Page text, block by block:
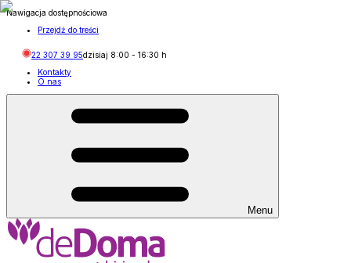
Nawigacja dostępnościowa
Przejdź do treści
22 307 39 95dzisiaj 8:00 - 16:30 h
Kontakty
O nas
Menu